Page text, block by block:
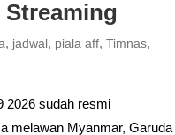
Streaming
, jadwal, piala aff,Timnas,
2026 sudah resmi
melawan Myanmar, Garuda